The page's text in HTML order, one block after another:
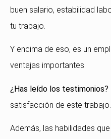
buen salario, estabilidad
tu trabajo.
Y encima de eso, es un
ventajas importantes.
¿Has leído los testimonios?
satisfacción de este trabajo.
Además, las habilidades